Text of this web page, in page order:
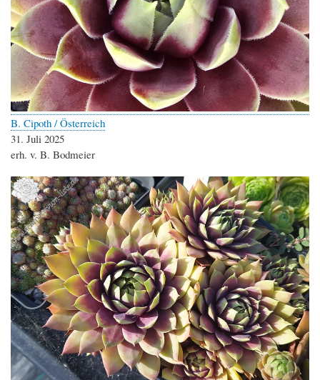
B. Cipoth / Österreich
31. Juli 2025
erh. v. B. Bodmeier